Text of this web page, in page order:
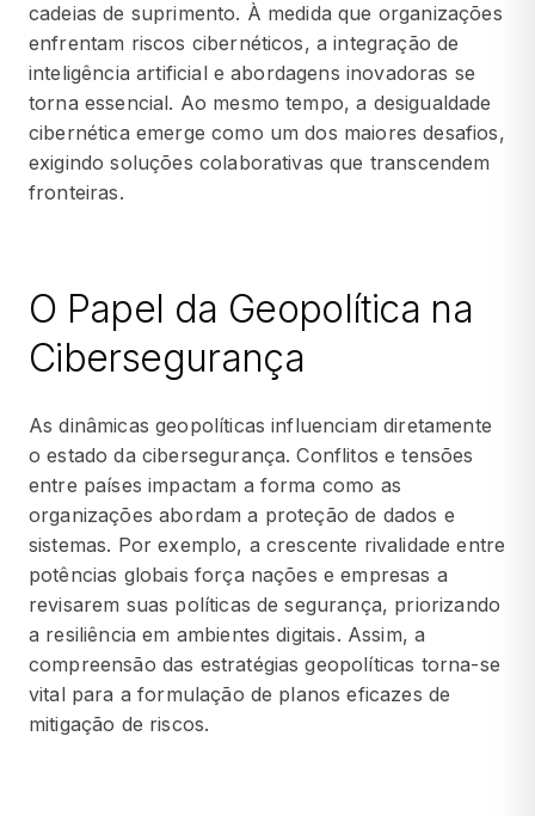
cadeias de suprimento. À medida que organizações
enfrentam riscos cibernéticos, a integração de
inteligência artificial e abordagens inovadoras se
torna essencial. Ao mesmo tempo, a desigualdade
cibernética emerge como um dos maiores desafios,
exigindo soluções colaborativas que transcendem
fronteiras.
O Papel da Geopolítica na
Cibersegurança
As dinâmicas geopolíticas influenciam diretamente
o estado da cibersegurança. Conflitos e tensões
entre países impactam a forma como as
organizações abordam a proteção de dados e
sistemas. Por exemplo, a crescente rivalidade entre
potências globais força nações e empresas a
revisarem suas políticas de segurança, priorizando
a resiliência em ambientes digitais. Assim, a
compreensão das estratégias geopolíticas torna-se
vital para a formulação de planos eficazes de
mitigação de riscos.